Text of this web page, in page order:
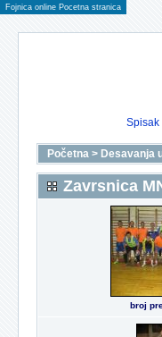
Fojnica online Pocetna stranica
Spisak
Početna > Desavanja
Zavrsnica
broj